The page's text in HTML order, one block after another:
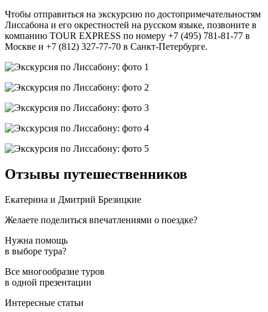
Чтобы отправиться на экскурсию по достопримечательностям
Лиссабона и его окрестностей на русском языке, позвоните в
компанию TOUR EXPRESS по номеру +7 (495) 781-81-77 в
Москве и +7 (812) 327-77-70 в Санкт-Петербурге.
Отзывы путешественников
Екатерина и Дмитрий Брезицкие
Желаете поделиться впечатлениями о поездке?
Нужна помощь
в выборе тура?
Все многообразие туров
в одной презентации
Интересные статьи